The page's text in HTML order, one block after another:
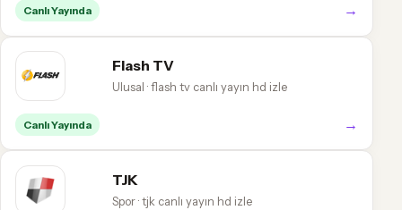
Canlı Yayında →
Flash TV
Ulusal · flash tv canlı yayın hd izle
Canlı Yayında →
TJK
Spor · tjk canlı yayın hd izle